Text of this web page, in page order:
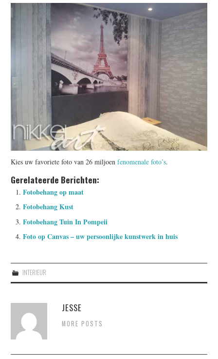
Kies uw favoriete foto van 26 miljoenfenomenale foto’s.
Gerelateerde Berichten:
Fotobehang op maat
Fotobehang Kust
Fotobehang Tuin In Pompeii
Foto op Canvas – uw persoonlijke kunstwerk in huis
INTERIEUR
JESSE
MORE POSTS